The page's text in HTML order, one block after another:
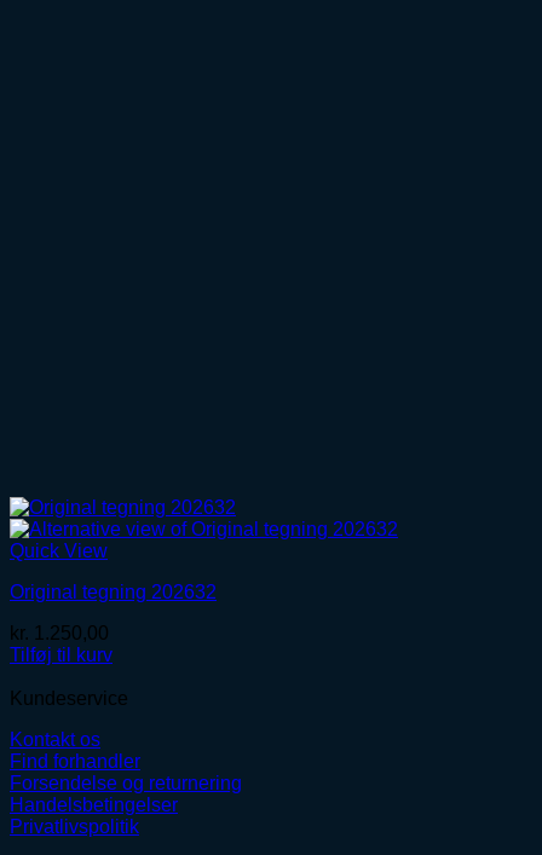
Quick View
Original tegning 202632
kr. 1.250,00
Tilføj til kurv
Kundeservice
Kontakt os
Find forhandler
Forsendelse og returnering
Handelsbetingelser
Privatlivspolitik